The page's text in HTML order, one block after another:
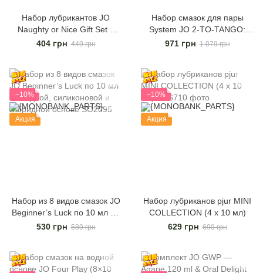
Набор лубрикантов JO
Naughty or Nice Gift Set –
Candy Cane & Gingerbread
404 грн 449 грн
Набор смазок для пары
System JO 2-TO-TANGO:
согревающая для него и
971 грн 1 079 грн
−10%
Акция
Набор из 8 видов смазок JO
Beginner’s Luck по 10 мл на
водной, силиконовой и
530 грн 589 грн
−10%
Акция
Набор лубриканов pjur MINI
COLLECTION (4 x 10 мл)
629 грн 699 грн